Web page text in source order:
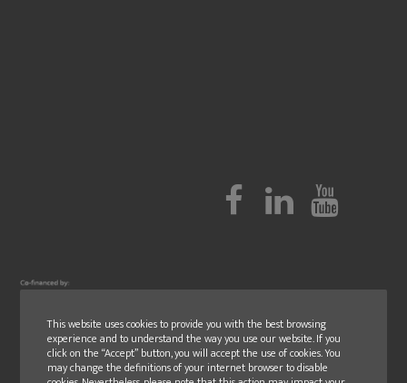
This website uses cookies to provide you with the best browsing
experience and to understand the way you use our website. If you
click on the “Accept” button, you will accept the use of cookies. You
may change the definitions of your internet browser to disable